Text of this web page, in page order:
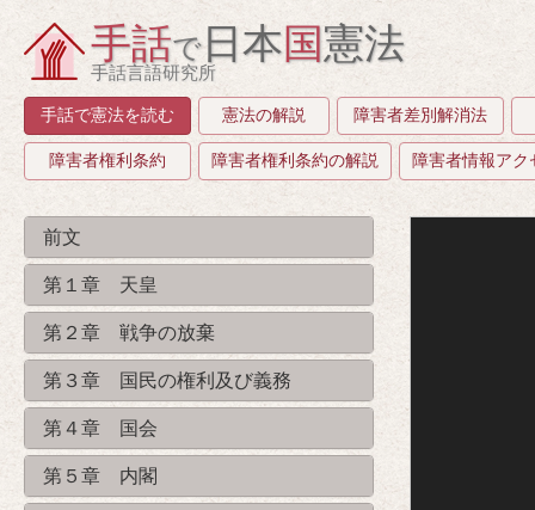
手話で日本国憲法
手話言語研究所
手話で憲法を読む 憲法の解説 障害者差別解消法
障害者権利条約 障害者権利条約の解説 障害者情報ア
前文
第１章 天皇
第２章 戦争の放棄
第３章 国民の権利及び義務
第４章 国会
第５章 内閣